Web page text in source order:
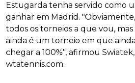
Estugarda tenha servido como
ganhar em Madrid.
todos os torneios a que vou,
ainda é um torneio em que
chegar a 100%", afirmou
wtatennis.com.